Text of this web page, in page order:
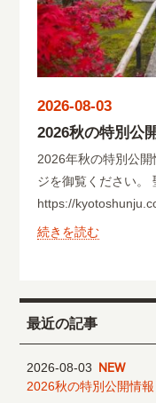
2026-08-03
2026秋の特別公
2026年秋の特別公
ジを御覧ください
https://
続きを読む
最近の記事
2026-08-03 NEW
2026秋の特別公開情報